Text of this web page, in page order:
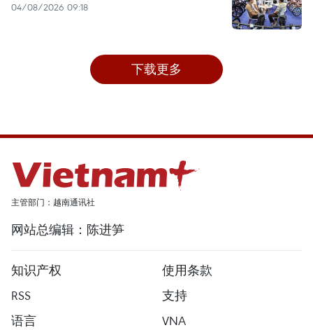
04/08/2026 09:18
下载更多
主管部门：越南通讯社
网站总编辑：陈进笋
知识产权
使用条款
RSS
支持
语言
VNA